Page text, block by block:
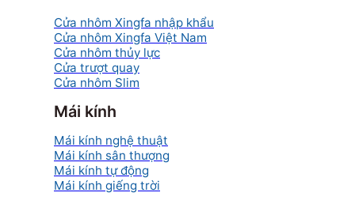
Cửa nhôm Xingfa nhập khẩu
Cửa nhôm Xingfa Việt Nam
Cửa nhôm thủy lực
Cửa trượt quay
Cửa nhôm Slim
Mái kính
Mái kính nghệ thuật
Mái kính sân thượng
Mái kính tự động
Mái kính giếng trời